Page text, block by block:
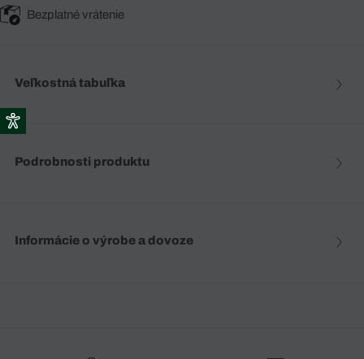
Bezplatné vrátenie
Veľkostná tabuľka
Podrobnosti produktu
Informácie o výrobe a dovoze